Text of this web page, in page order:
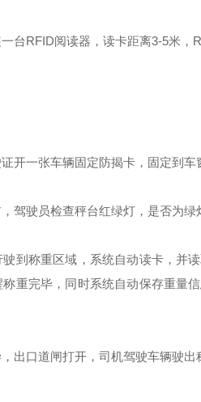
台RFID阅读器，读卡距离3-5米，
开一张车辆固定防揭卡，固定到车
驾驶员检查秤台红绿灯，是否为绿
到称重区域，系统自动读卡，并
重完毕，同时系统自动保存重量
出口道闸打开，司机驾驶车辆驶出